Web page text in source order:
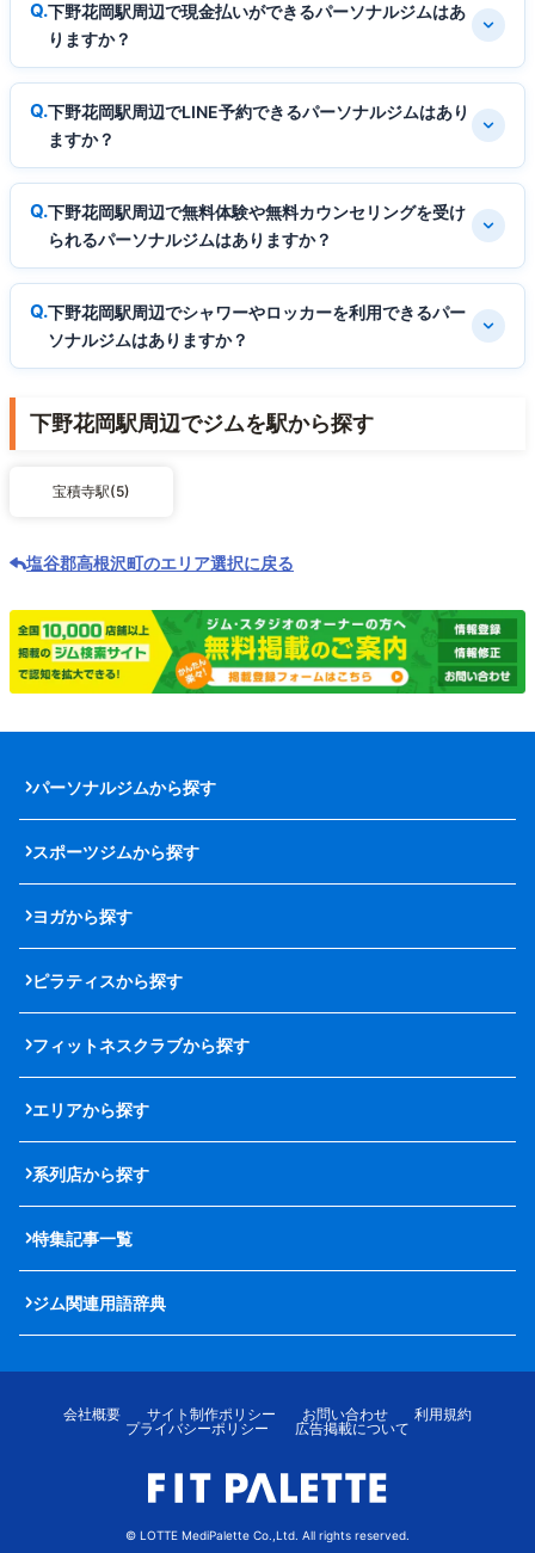
下野花岡駅周辺で現金払いができるパーソナルジムはあ
りますか？
下野花岡駅周辺でLINE予約できるパーソナルジムはあり
ますか？
下野花岡駅周辺で無料体験や無料カウンセリングを受け
られるパーソナルジムはありますか？
下野花岡駅周辺でシャワーやロッカーを利用できるパー
ソナルジムはありますか？
下野花岡駅周辺でジムを駅から探す
宝積寺駅(5)
塩谷郡高根沢町のエリア選択に戻る
パーソナルジムから探す
スポーツジムから探す
ヨガから探す
ピラティスから探す
フィットネスクラブから探す
エリアから探す
系列店から探す
特集記事一覧
ジム関連用語辞典
会社概要 サイト制作ポリシー お問い合わせ
利用規約
プライバシーポリシー
広告掲載について
© LOTTE MediPalette Co.,Ltd. All rights reserved.